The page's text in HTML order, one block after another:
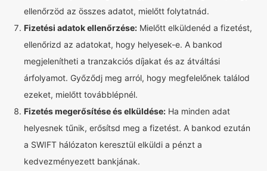
ellenőrzöd az összes adatot, mielőtt folytatnád.
Fizetési adatok ellenőrzése: Mielőtt elküldenéd a fizetést,
ellenőrizd az adatokat, hogy helyesek-e. A bankod
megjelenítheti a tranzakciós díjakat és az átváltási
árfolyamot. Győződj meg arról, hogy megfelelőnek találod
ezeket, mielőtt továbblépnél.
Fizetés megerősítése és elküldése: Ha minden adat
helyesnek tűnik, erősítsd meg a fizetést. A bankod ezután
a SWIFT hálózaton keresztül elküldi a pénzt a
kedvezményezett bankjának.